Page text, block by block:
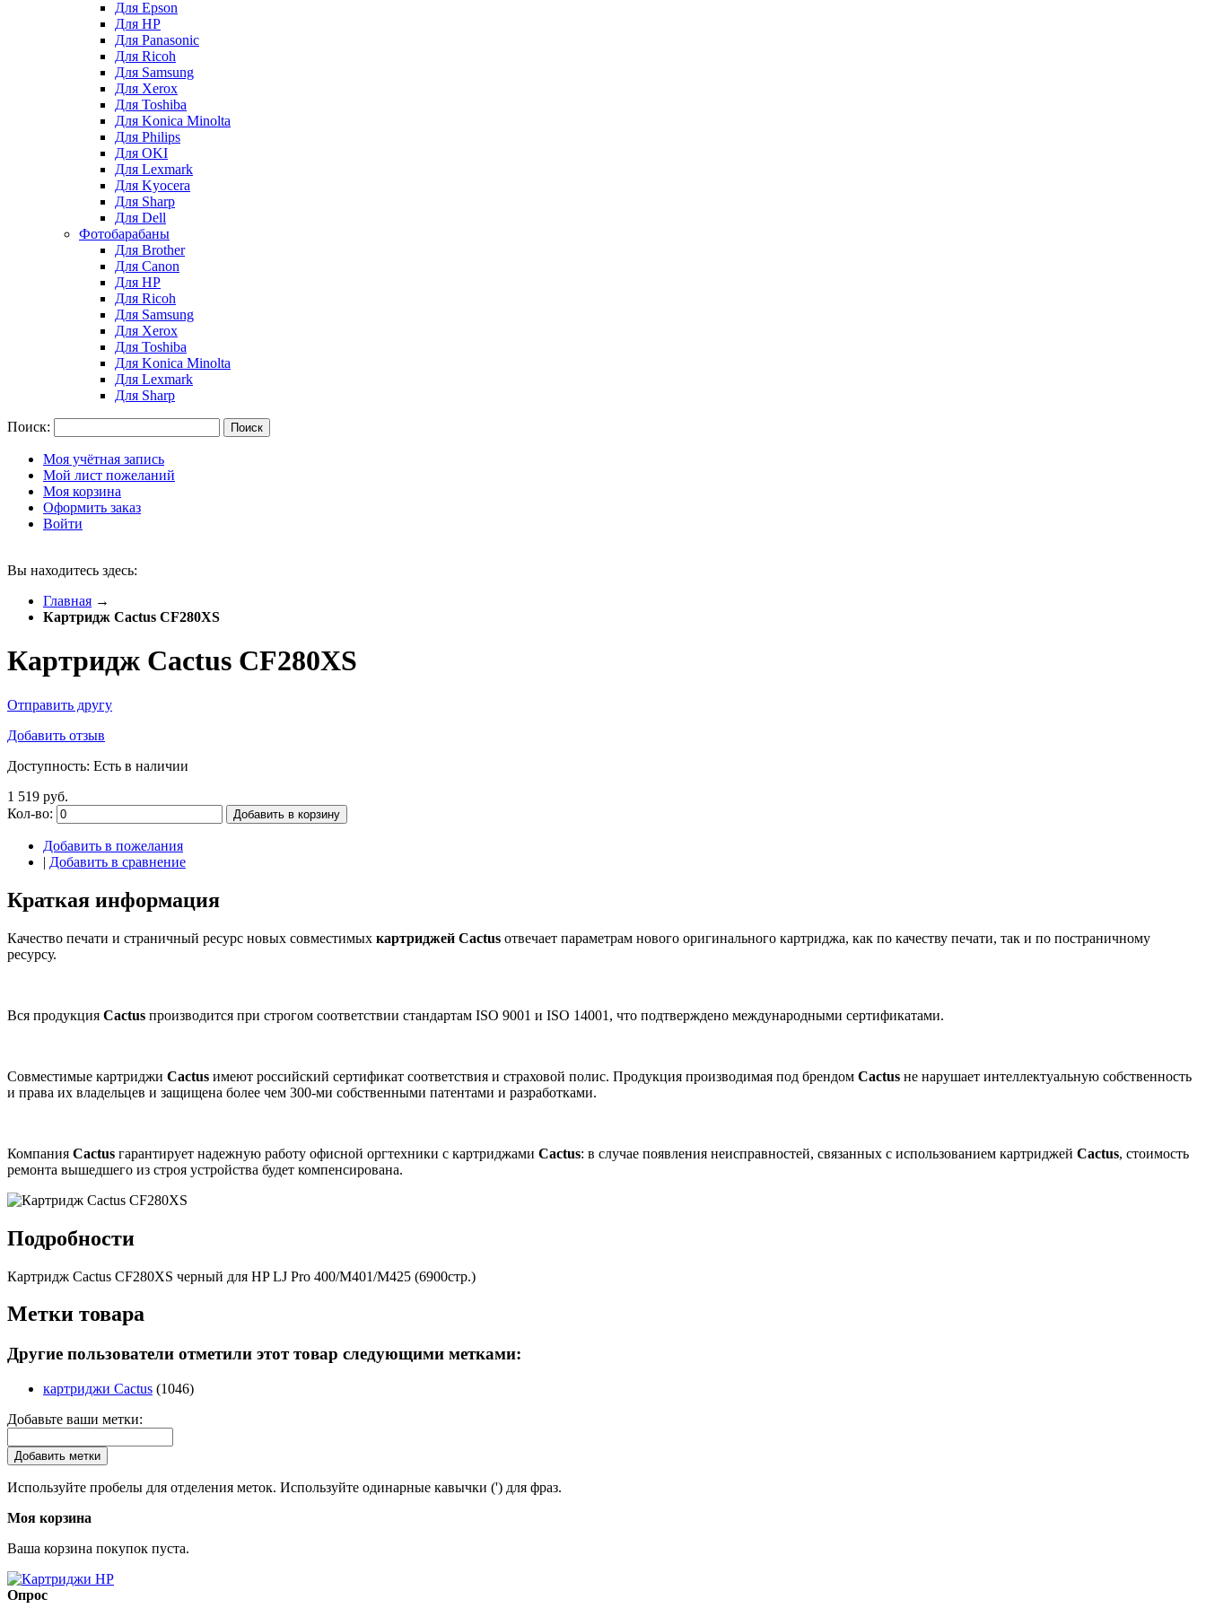
Для Epson
Для HP
Для Panasonic
Для Ricoh
Для Samsung
Для Xerox
Для Toshiba
Для Konica Minolta
Для Philips
Для OKI
Для Lexmark
Для Kyocera
Для Sharp
Для Dell
Фотобарабаны
Для Brother
Для Canon
Для HP
Для Ricoh
Для Samsung
Для Xerox
Для Toshiba
Для Konica Minolta
Для Lexmark
Для Sharp
Поиск: Поиск
Моя учётная запись
Мой лист пожеланий
Моя корзина
Оформить заказ
Войти
Вы находитесь здесь:
Главная →
Картридж Cactus CF280XS
Картридж Cactus CF280XS
Отправить другу
Добавить отзыв
Доступность: Есть в наличии
1 519 руб.
Кол-во:
Добавить в корзину
Добавить в пожелания
| Добавить в сравнение
Краткая информация
Качество печати и страничный ресурс новых совместимых картриджей Cactus отвечает параметрам нового оригинального картриджа, как по качеству печати, так и по постраничному
ресурсу.
Вся продукция Cactus производится при строгом соответствии стандартам ISO 9001 и ISO 14001, что подтверждено международными сертификатами.
Совместимые картриджи Cactus имеют российский сертификат соответствия и страховой полис. Продукция производимая под брендом Cactus не нарушает интеллектуальную собственность
и права их владельцев и защищена более чем 300-ми собственными патентами и разработками.
Компания Cactus гарантирует надежную работу офисной оргтехники с картриджами Cactus: в случае появления неисправностей, связанных с использованием картриджей Cactus, стоимость
ремонта вышедшего из строя устройства будет компенсирована.
Подробности
Картридж Cactus CF280XS черный для HP LJ Pro 400/M401/M425 (6900стр.)
Метки товара
Другие пользователи отметили этот товар следующими метками:
картриджи Cactus (1046)
Добавьте ваши метки:
Добавить метки
Используйте пробелы для отделения меток. Используйте одинарные кавычки (') для фраз.
Моя корзина
Ваша корзина покупок пуста.
Опрос